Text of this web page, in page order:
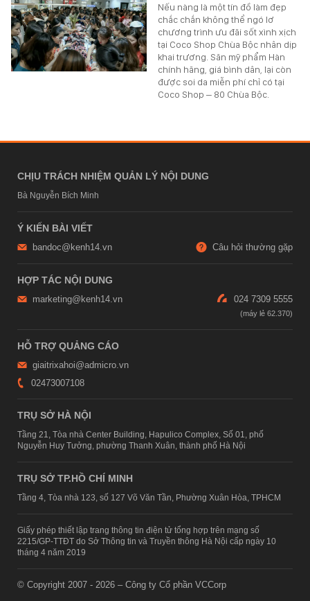
Nếu nàng là một tín đồ làm đẹp
chắc chắn không thể ngó lơ
chương trình ưu đãi sốt xình xịch
tại Coco Shop Chùa Bộc nhân dịp
khai trương. Săn mỹ phẩm Hàn
chính hãng, giá bình dân, lại còn
được soi da miễn phí chỉ có tại
Coco Shop – 80 Chùa Bộc.
CHỊU TRÁCH NHIỆM QUẢN LÝ NỘI DUNG
Bà Nguyễn Bích Minh
Ý KIẾN BÀI VIẾT
bandoc@kenh14.vn Câu hỏi thường gặp
HỢP TÁC NỘI DUNG
marketing@kenh14.vn 024 7309 5555
HỖ TRỢ QUẢNG CÁO
giaitrixahoi@admicro.vn
02473007108
TRỤ SỞ HÀ NỘI
Tầng 21, Tòa nhà Center Building, Hapulico Complex, Số 01, phố
Nguyễn Huy Tưởng, phường Thanh Xuân, thành phố Hà Nội
TRỤ SỞ TP.HỒ CHÍ MINH
Tầng 4, Tòa nhà 123, số 127 Võ Văn Tần, Phường Xuân Hòa, TPHCM
Giấy phép thiết lập trang thông tin điện tử tổng hợp trên mạng số
2215/GP-TTĐT do Sở Thông tin và Truyền thông Hà Nội cấp ngày 10
tháng 4 năm 2019
© Copyright 2007 - 2026 – Công ty Cổ phần VCCorp